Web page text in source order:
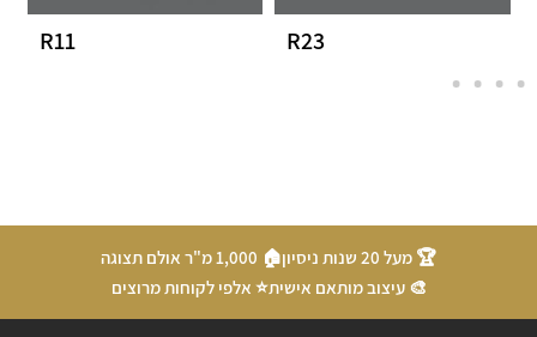
R23
R11
🏆 מעל 20 שנות ניסיון
🏠 1,000 מ"ר אולם תצוגה
🎨 עיצוב מותאם אישית⭐ אלפי לקוחות מרוצים